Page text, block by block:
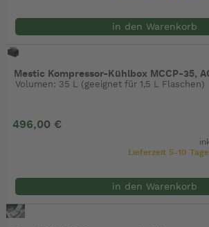
in den Warenkorb
Mestic Kompressor-Kühlbox MCCP-35,
Volumen: 35 L (geeignet für 1,5 L Flaschen)
496,00 €
Lieferzeit 5-10
in den Warenkorb